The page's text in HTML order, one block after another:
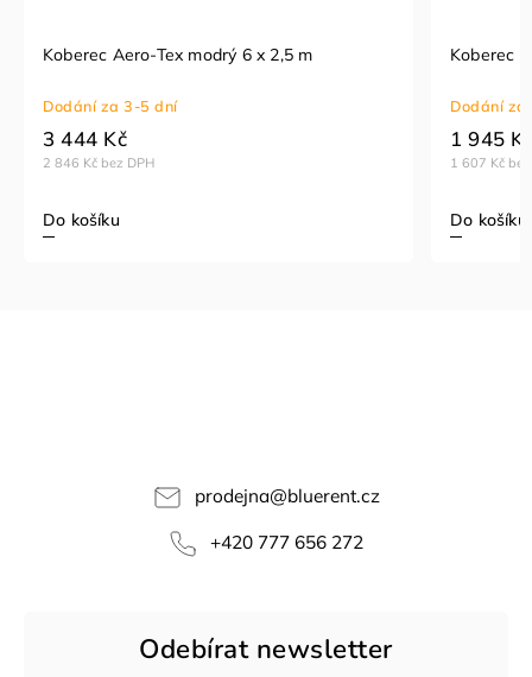
Koberec Aero-Tex modrý 6 x 2,5 m
Dodání za 3-5 dní
2 846 Kč bez DPH
3 444 Kč
Do košíku
Koberec
Dodání
1 607 Kč
1 945
Do košíku
prodejna@bluerent.cz
+420 777 656 272
Odebírat newsletter